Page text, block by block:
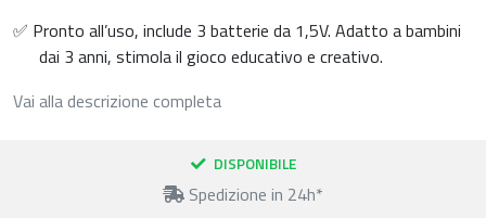
✅ Pronto all’uso, include 3 batterie da 1,5V. Adatto a bambini
dai 3 anni, stimola il gioco educativo e creativo.
Vai alla descrizione completa
DISPONIBILE
Spedizione in 24h*